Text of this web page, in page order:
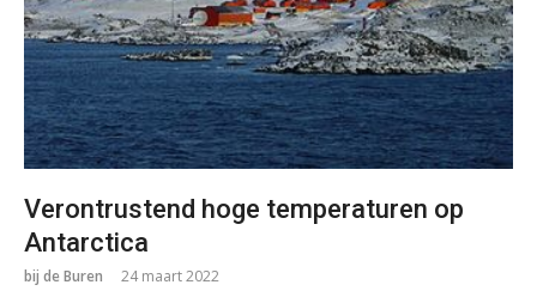
Verontrustend hoge temperaturen op
Antarctica
bij de Buren 24 maart 2022